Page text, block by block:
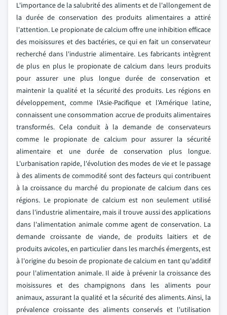
L'importance de la salubrité des aliments et de l'allongement de
la durée de conservation des produits alimentaires a attiré
l'attention. Le propionate de calcium offre une inhibition efficace
des moisissures et des bactéries, ce qui en fait un conservateur
recherché dans l'industrie alimentaire. Les fabricants intègrent
de plus en plus le propionate de calcium dans leurs produits
pour assurer une plus longue durée de conservation et
maintenir la qualité et la sécurité des produits. Les régions en
développement, comme l'Asie-Pacifique et l'Amérique latine,
connaissent une consommation accrue de produits alimentaires
transformés. Cela conduit à la demande de conservateurs
comme le propionate de calcium pour assurer la sécurité
alimentaire et une durée de conservation plus longue.
L'urbanisation rapide, l'évolution des modes de vie et le passage
à des aliments de commodité sont des facteurs qui contribuent
à la croissance du marché du propionate de calcium dans ces
régions. Le propionate de calcium est non seulement utilisé
dans l'industrie alimentaire, mais il trouve aussi des applications
dans l'alimentation animale comme agent de conservation. La
demande croissante de viande, de produits laitiers et de
produits avicoles, en particulier dans les marchés émergents, est
à l'origine du besoin de propionate de calcium en tant qu'additif
pour l'alimentation animale. Il aide à prévenir la croissance des
moisissures et des champignons dans les aliments pour
animaux, assurant la qualité et la sécurité des aliments. Ainsi, la
prévalence croissante des aliments conservés et l'utilisation